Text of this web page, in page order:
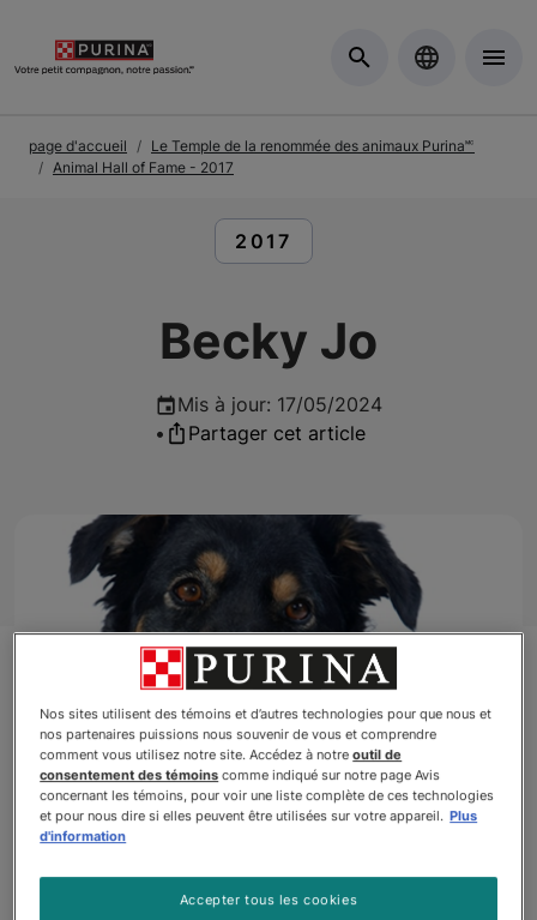
page d'accueil
Le Temple de la renommée des animaux Purina🅪
Animal Hall of Fame - 2017
LIRE DES ARTICLES À
2017
Becky Jo
Mis à jour: 17/05/2024
•
Partager cet article
EDMONTON, ALBERTA
Becky Jo, un croisement entre un berger australien
Nos sites utilisent des témoins et d’autres technologies pour que nous et
nos partenaires puissions nous souvenir de vous et comprendre
comment vous utilisez notre site. Accédez à notreoutil de
consentement des témoins comme indiqué sur notre page Avis
concernant les témoins, pour voir une liste complète de ces technologies
et pour nous dire si elles peuvent être utilisées sur votre appareil. Plus
d'information
Accepter tous les cookies